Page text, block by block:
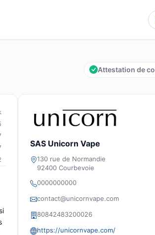
Attestation de
SAS Unicorn Vape
130 rue de Normandie
92400 Courbevoie
0000000000
contact@unicornvape.com
80842483200026
https://unicornvape.com/